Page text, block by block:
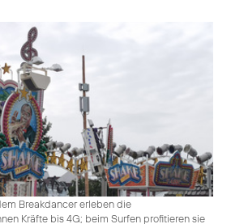
Breakdancer erleben die
Kräfte bis 4G; beim Surfen profitieren sie